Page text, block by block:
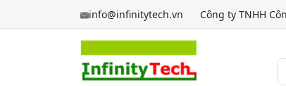
info@infinitytech.vn Công ty TNHH